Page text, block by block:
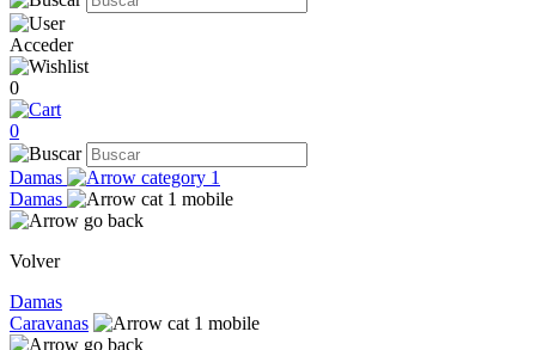
Acceder
0
0
Damas
Damas
Volver
Damas
Caravanas